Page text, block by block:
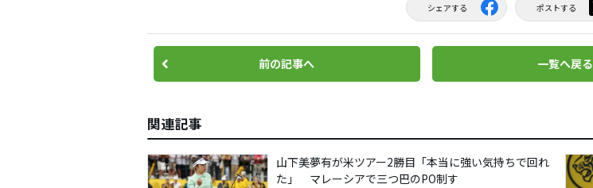
シェアする ポストする
前の記事へ 一覧へ戻る
関連記事
山下美夢有が米ツアー2勝目「本当に強い気持ちで回れ
た」 マレーシアで三つ巴のPO制す